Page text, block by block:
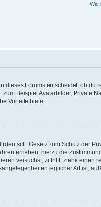
Wie
Forums entscheidet, ob
Beispiel Avatarbilder, Private
Vorteile bietet.
Gesetz zum Schutz der
erheben, hierzu die
versuchst, zutrifft, ziehe
jeglicher Art ist;